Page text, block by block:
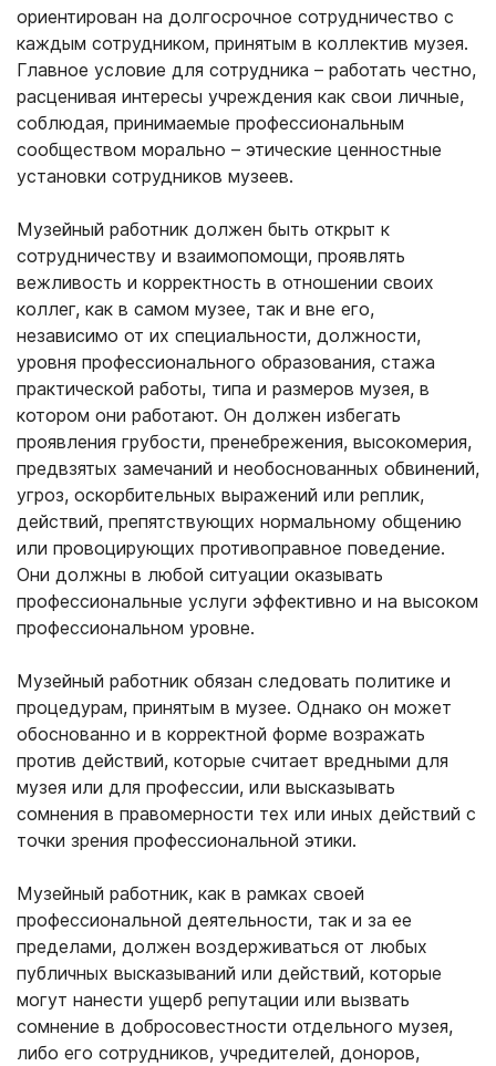
ориентирован на долгосрочное сотрудничество с
каждым сотрудником, принятым в коллектив музея.
Главное условие для сотрудника – работать честно,
расценивая интересы учреждения как свои личные,
соблюдая, принимаемые профессиональным
сообществом морально – этические ценностные
установки сотрудников музеев.
Музейный работник должен быть открыт к
сотрудничеству и взаимопомощи, проявлять
вежливость и корректность в отношении своих
коллег, как в самом музее, так и вне его,
независимо от их специальности, должности,
уровня профессионального образования, стажа
практической работы, типа и размеров музея, в
котором они работают. Он должен избегать
проявления грубости, пренебрежения, высокомерия,
предвзятых замечаний и необоснованных обвинений,
угроз, оскорбительных выражений или реплик,
действий, препятствующих нормальному общению
или провоцирующих противоправное поведение.
Они должны в любой ситуации оказывать
профессиональные услуги эффективно и на высоком
профессиональном уровне.
Музейный работник обязан следовать политике и
процедурам, принятым в музее. Однако он может
обоснованно и в корректной форме возражать
против действий, которые считает вредными для
музея или для профессии, или высказывать
сомнения в правомерности тех или иных действий с
точки зрения профессиональной этики.
Музейный работник, как в рамках своей
профессиональной деятельности, так и за ее
пределами, должен воздерживаться от любых
публичных высказываний или действий, которые
могут нанести ущерб репутации или вызвать
сомнение в добросовестности отдельного музея,
либо его сотрудников, учредителей, доноров,